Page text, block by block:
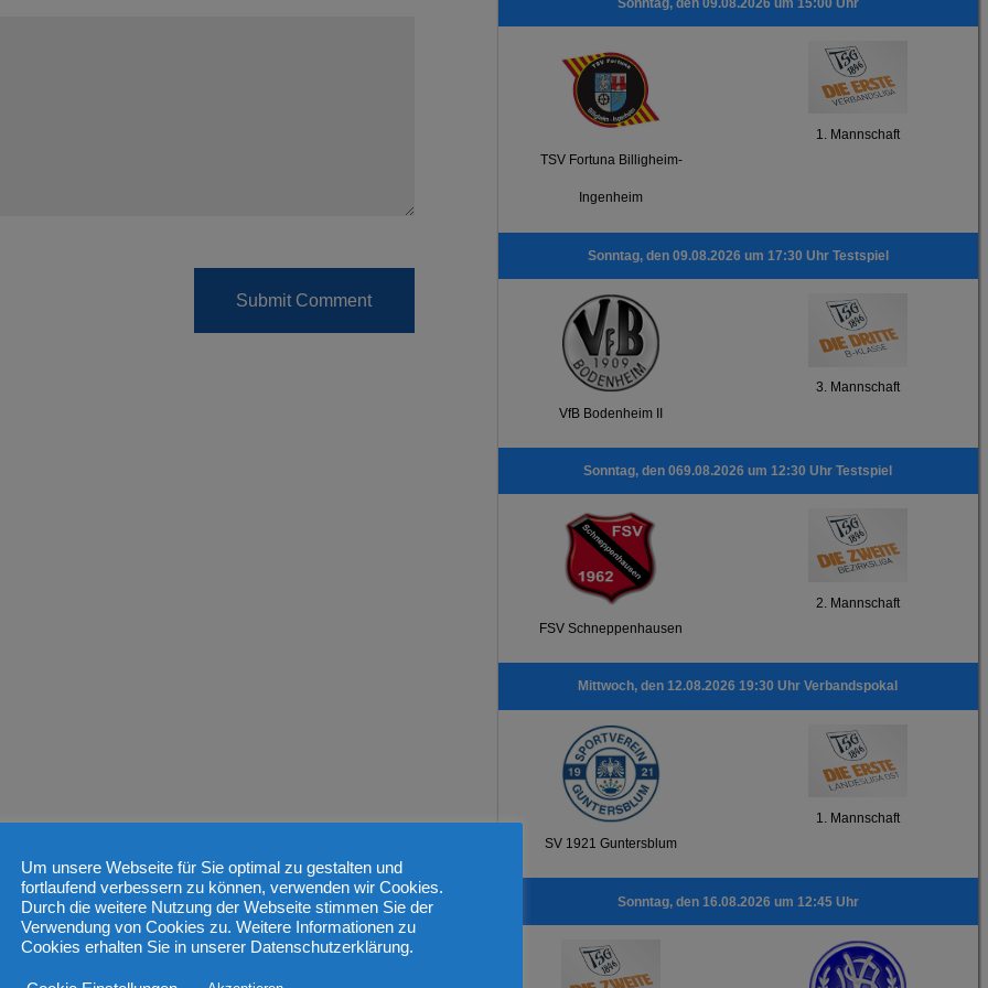
TSV Fortuna Billigheim-
Ingenheim
1. Mannschaft
Sonntag, den 09.08.2026 um 17:30 Uhr Testspiel
VfB Bodenheim II
3. Mannschaft
Sonntag, den 069.08.2026 um 12:30 Uhr Testspiel
FSV Schneppenhausen
2. Mannschaft
Mittwoch, den 12.08.2026 19:30 Uhr Verbandspokal
SV 1921 Guntersblum
1. Mannschaft
Sonntag, den 16.08.2026 um 12:45 Uhr
Um unsere Webseite für Sie optimal zu gestalten und
fortlaufend verbessern zu können, verwenden wir Cookies.
Durch die weitere Nutzung der Webseite stimmen Sie der
Verwendung von Cookies zu. Weitere Informationen zu
Cookies erhalten Sie in unserer Datenschutzerklärung.